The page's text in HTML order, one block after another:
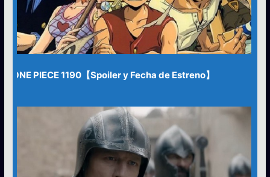
ONE PIECE 1190【Spoiler y Fecha de Estreno】